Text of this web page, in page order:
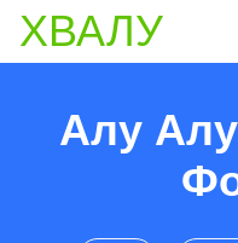
ХВАЛУ
Алу